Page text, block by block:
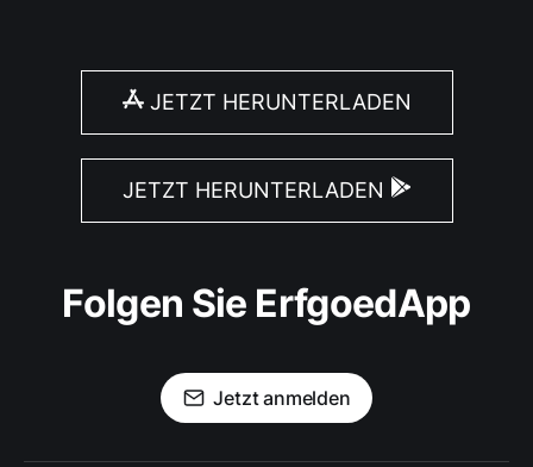
JETZT HERUNTERLADEN
JETZT HERUNTERLADEN
Folgen Sie ErfgoedApp
Jetzt anmelden